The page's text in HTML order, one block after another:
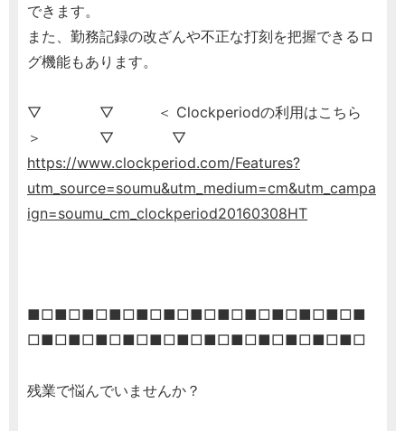
できます。
また、勤務記録の改ざんや不正な打刻を把握できるロ
グ機能もあります。
▽ ▽ ＜ Clockperiodの利用はこちら
＞ ▽ ▽
https://www.clockperiod.com/Features?
utm_source=soumu&utm_medium=cm&utm_campa
ign=soumu_cm_clockperiod20160308HT
■□■□■□■□■□■□■□■□■□■□■□■□■
□■□■□■□■□■□■□■□■□■□■□■□■□
残業で悩んでいませんか？